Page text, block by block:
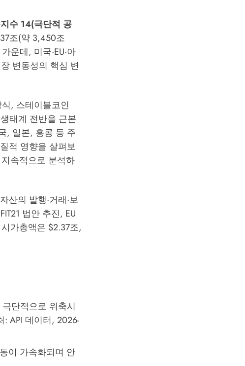
수 14(극단적 공
조(약 3,450조
운데, 미국·EU·아
변동성의 핵심 변
, 스테이블코인
태계 전반을 근본
, 일본, 홍콩 등 주
적 영향을 살펴보
속적으로 분석하
산의 발행·거래·보
법안 추진, EU
가총액은 $2.37조,
단적으로 위축시
API 데이터, 2026-
이 가속화되며 안